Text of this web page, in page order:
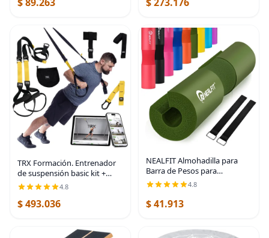
TRX Formación. Entrenador
de suspensión basic kit +
ancla para puerta, complete
full body entrenamientos
para el hogar y en la
4.8
$ 493.036
NEALFIT Almohadilla para
Barra de Pesos para
Sentadillas—Almohadilla
para Barra de Pesos—Ideal
para Levantamiento de
Pesas, Estocadas y Empujes
4.8
$ 41.913